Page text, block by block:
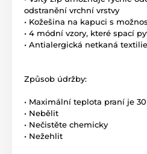
odstranění vrchní vrstvy
• Kožešina na kapuci s
• 4 módní vzory, které spací
• Antialergická netkaná textilie
Způsob údržby:
• Maximální teplota praní je
• Nebělit
• Nečistěte chemicky
• Nežehlit